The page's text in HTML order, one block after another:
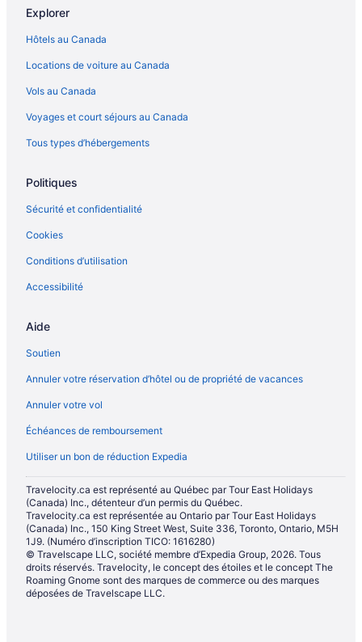
Explorer
Hôtels au Canada
Locations de voiture au Canada
Vols au Canada
Voyages et court séjours au Canada
Tous types d’hébergements
Politiques
Sécurité et confidentialité
Cookies
Conditions d’utilisation
Accessibilité
Aide
Soutien
Annuler votre réservation d’hôtel ou de propriété de vacances
Annuler votre vol
Échéances de remboursement
Utiliser un bon de réduction Expedia
Travelocity.ca est représenté au Québec par Tour East Holidays
(Canada) Inc., détenteur d’un permis du Québec.
Travelocity.ca est représentée au Ontario par Tour East Holidays
(Canada) Inc., 150 King Street West, Suite 336, Toronto, Ontario, M5H
1J9. (Numéro d’inscription TICO: 1616280)
© Travelscape LLC, société membre d’Expedia Group, 2026. Tous
droits réservés. Travelocity, le concept des étoiles et le concept The
Roaming Gnome sont des marques de commerce ou des marques
déposées de Travelscape LLC.